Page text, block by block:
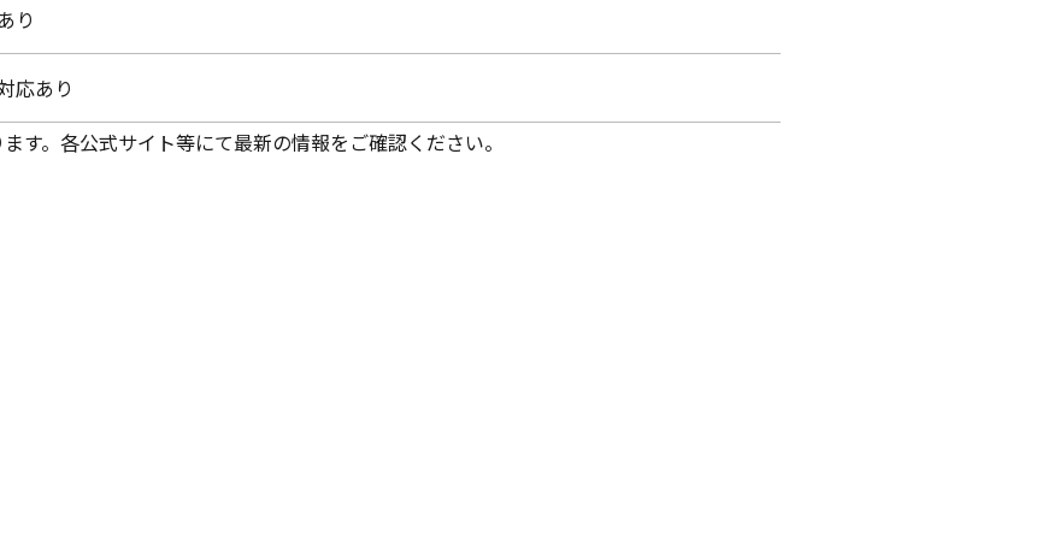
り
応あり
す。各公式サイト等にて最新の情報をご確認ください。